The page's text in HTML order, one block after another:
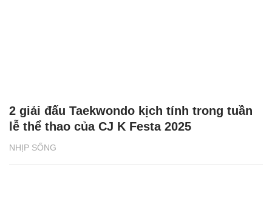
NHỊP SỐNG
2 giải đấu Taekwondo kịch tính trong tuần
lễ thể thao của CJ K Festa 2025